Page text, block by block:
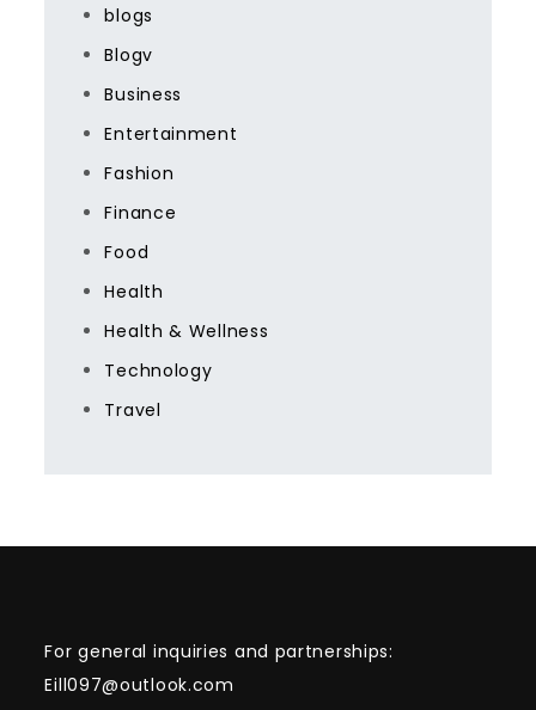
blogs
Blogv
Business
Entertainment
Fashion
Finance
Food
Health
Health & Wellness
Technology
Travel
For general inquiries and partnerships:
Eill097@outlook.com